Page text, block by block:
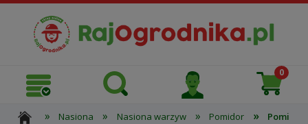
» Nasiona » Nasiona warzyw » Pomidor » Pomidor